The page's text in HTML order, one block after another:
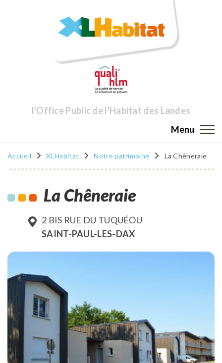
l'Office Public de l'Habitat des Landes
Menu
Accueil XLHabitat Notre patrimoine La Chêneraie
La Chêneraie
2 BIS RUE DU TUQUÉOU
SAINT-PAUL-LES-DAX